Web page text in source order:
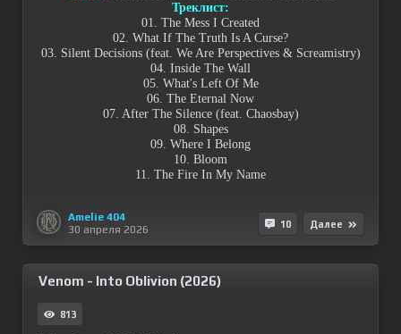
Треклист:
01. The Mess I Created
02. What If The Truth Is A Curse?
03. Silent Decisions (feat. We Are Perspectives & Screamistry)
04. Inside The Wall
05. What's Left Of Me
06. The Eternal Now
07. After The Silence (feat. Chaosbay)
08. Shapes
09. Where I Belong
10. Bloom
11. The Fire In My Name
Amelie 404
30 апреля 2026
10 Далее
Venom - Into Oblivion (2026)
813